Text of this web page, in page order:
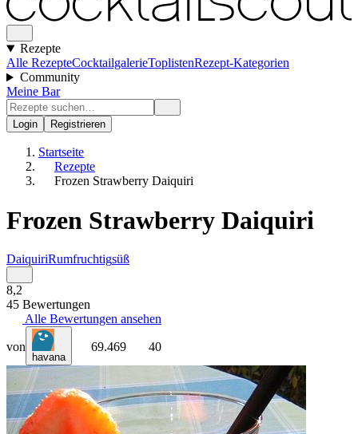
Rezepte
Alle RezepteCocktailgalerieToplistenRezept-Kategorien
Community
Meine Bar
Login Registrieren
Startseite
Rezepte
Frozen Strawberry Daiquiri
Frozen Strawberry Daiquiri
DaiquiriRumfruchtigsüß
8,2
45 Bewertungen
Alle Bewertungen ansehen
von
havana
69.469 40